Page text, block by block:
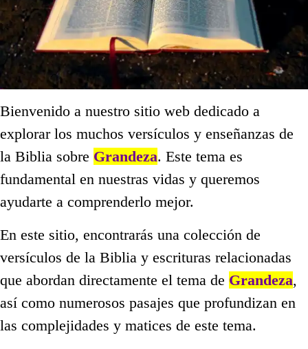
Bienvenido a nuestro sitio web dedicado a
explorar los muchos versículos y enseñanzas de
la Biblia sobre Grandeza. Este tema es
fundamental en nuestras vidas y queremos
ayudarte a comprenderlo mejor.
En este sitio, encontrarás una colección de
versículos de la Biblia y escrituras relacionadas
que abordan directamente el tema de Grandeza,
así como numerosos pasajes que profundizan en
las complejidades y matices de este tema.